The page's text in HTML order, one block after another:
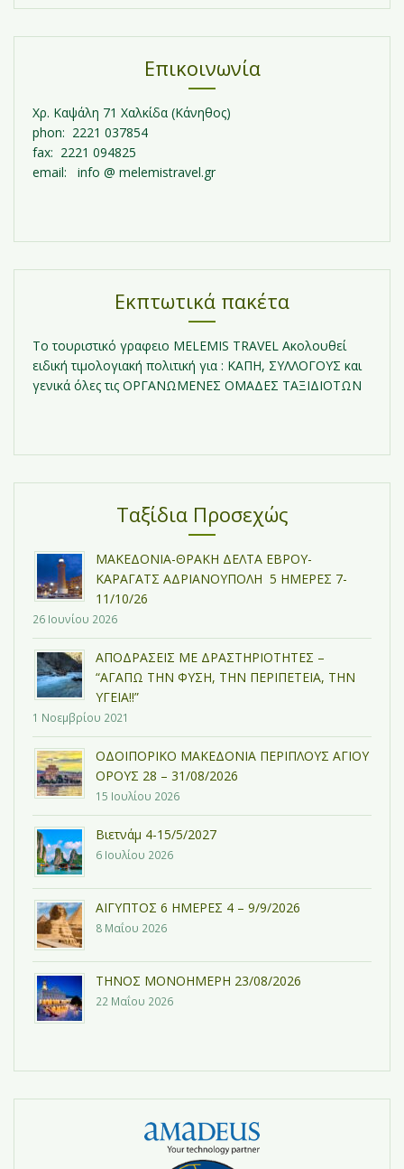
Επικοινωνία
Χρ. Καψάλη 71 Χαλκίδα (Κάνηθος)
phon: 2221 037854
fax: 2221 094825
email: info @ melemistravel.gr
Εκπτωτικά πακέτα
Τo τουριστικό γραφειο MELEMIS TRAVEL Ακολουθεί
ειδική τιμολογιακή πολιτική για : ΚΑΠΗ, ΣΥΛΛΟΓΟΥΣ και
γενικά όλες τις ΟΡΓΑΝΩΜΕΝΕΣ ΟΜΑΔΕΣ ΤΑΞΙΔΙΟΤΩΝ
Ταξίδια Προσεχώς
ΜΑΚΕΔΟΝΙΑ-ΘΡΑΚΗ ΔΕΛΤΑ ΕΒΡΟΥ-
ΚΑΡΑΓΑΤΣ ΑΔΡΙΑΝΟΥΠΟΛΗ 5 ΗΜΕΡΕΣ 7-
11/10/26
26 Ιουνίου 2026
ΑΠΟΔΡΑΣΕΙΣ ΜΕ ΔΡΑΣΤΗΡΙΟΤΗΤΕΣ –
“ΑΓΑΠΩ ΤΗΝ ΦΥΣΗ, ΤΗΝ ΠΕΡΙΠΕΤΕΙΑ, ΤΗΝ
ΥΓΕΙΑ!!”
1 Νοεμβρίου 2021
ΟΔΟΙΠΟΡΙΚΟ ΜΑΚΕΔΟΝΙΑ ΠΕΡΙΠΛΟΥΣ ΑΓΙΟΥ
ΟΡΟΥΣ 28 – 31/08/2026
15 Ιουλίου 2026
Βιετνάμ 4-15/5/2027
6 Ιουλίου 2026
ΑΙΓΥΠΤΟΣ 6 ΗΜΕΡΕΣ 4 – 9/9/2026
8 Μαΐου 2026
ΤΗΝΟΣ ΜΟΝΟΗΜΕΡΗ 23/08/2026
22 Μαΐου 2026